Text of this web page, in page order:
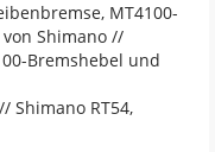
MT4100-
Shimano //
Bremshebel und
Shimano RT54,